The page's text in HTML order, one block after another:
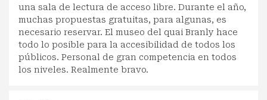
una sala de lectura de acceso libre. Durante el año,
muchas propuestas gratuitas, para algunas, es
necesario reservar. El museo del quai Branly hace
todo lo posible para la accesibilidad de todos los
públicos. Personal de gran competencia en todos
los niveles. Realmente bravo.